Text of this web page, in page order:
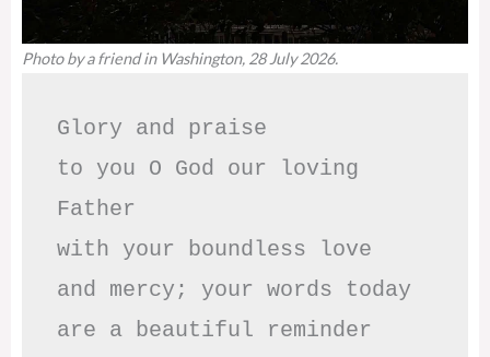
Photo by a friend in Washington, 28 July 2026.
Glory and praise
to you O God our loving
Father
with your boundless love
and mercy; your words today
are a beautiful reminder